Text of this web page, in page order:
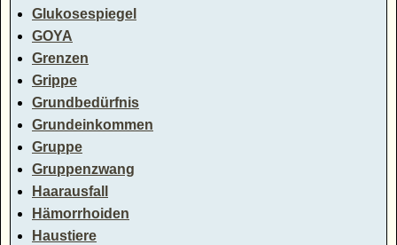
Glukosespiegel
GOYA
Grenzen
Grippe
Grundbedürfnis
Grundeinkommen
Gruppe
Gruppenzwang
Haarausfall
Hämorrhoiden
Haustiere